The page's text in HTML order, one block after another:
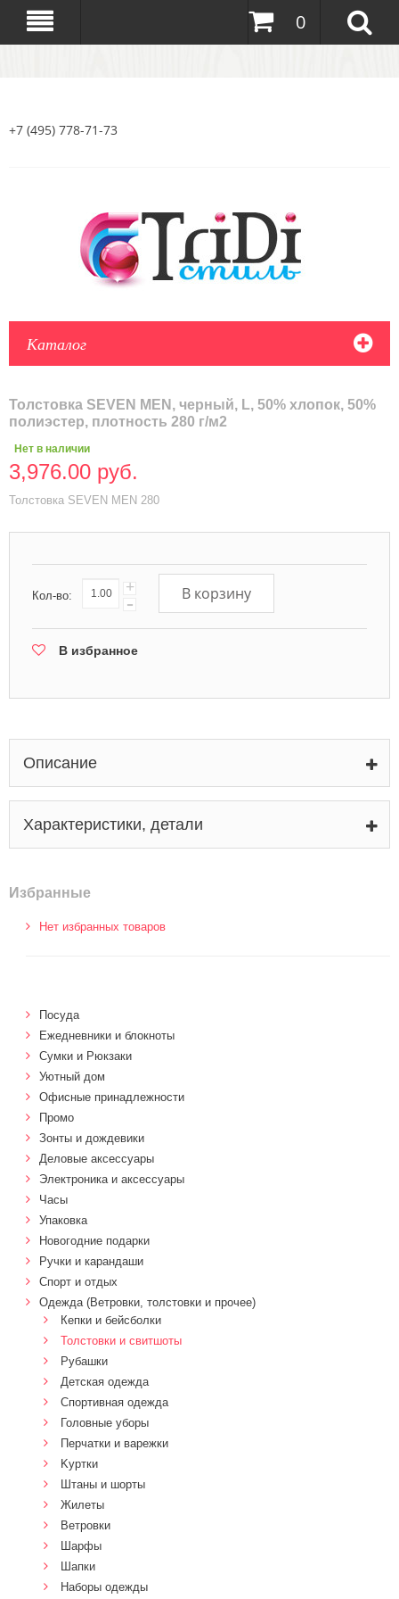
0
+7 (495) 778-71-73
Каталог
Толстовка SEVEN MEN, черный, L, 50% хлопок, 50%
полиэстер, плотность 280 г/м2
Нет в наличии
3,976.00 руб.
Толстовка SEVEN MEN 280
Кол-во: +
- В корзину
В избранное
Описание
Характеристики, детали
Избранные
Нет избранных товаров
Посуда
Ежедневники и блокноты
Сумки и Рюкзаки
Уютный дом
Офисные принадлежности
Промо
Зонты и дождевики
Деловые аксессуары
Электроника и аксессуары
Часы
Упаковка
Новогодние подарки
Ручки и карандаши
Спорт и отдых
Одежда (Ветровки, толстовки и прочее)
Кепки и бейсболки
Толстовки и свитшоты
Рубашки
Детская одежда
Спортивная одежда
Головные уборы
Перчатки и варежки
Kуртки
Штаны и шорты
Жилеты
Ветровки
Шарфы
Шапки
Наборы одежды